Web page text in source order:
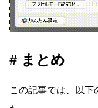
まとめ
この記事では、以下